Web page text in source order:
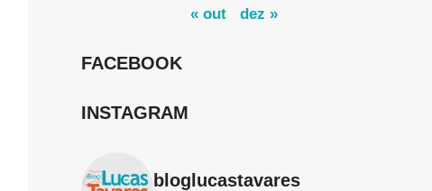
« out dez »
FACEBOOK
INSTAGRAM
bloglucastavares